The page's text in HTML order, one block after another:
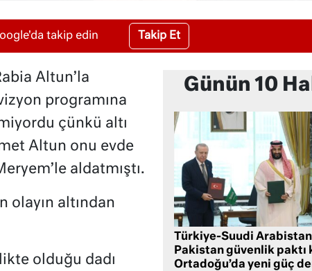
takip edin Takip Et
Altun’la
programına
çünkü altı
Altun onu evde
aldatmıştı.
olayın altından
olduğu dadı
Günün 10
Türkiye-Suudi
Pakistan güvenlik paktı
Ortadoğu’da yeni güç